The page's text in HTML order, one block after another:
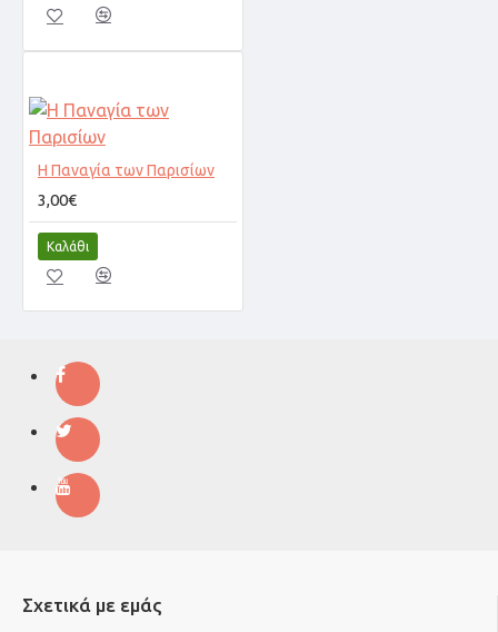
Η Παναγία των Παρισίων
3,00€
Καλάθι
Σχετικά με εμάς